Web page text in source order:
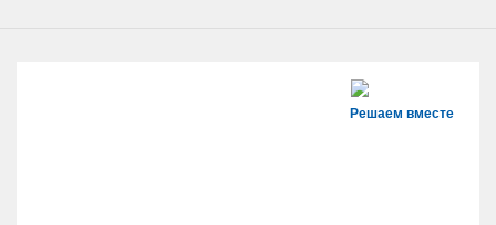
Решаем вместе